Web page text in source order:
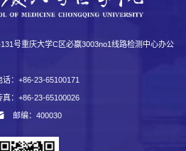
号重庆大学C区必赢3003no1线路检测中心办公
话：+86-23-65100171
真：+86-23-65100026
邮编：400030